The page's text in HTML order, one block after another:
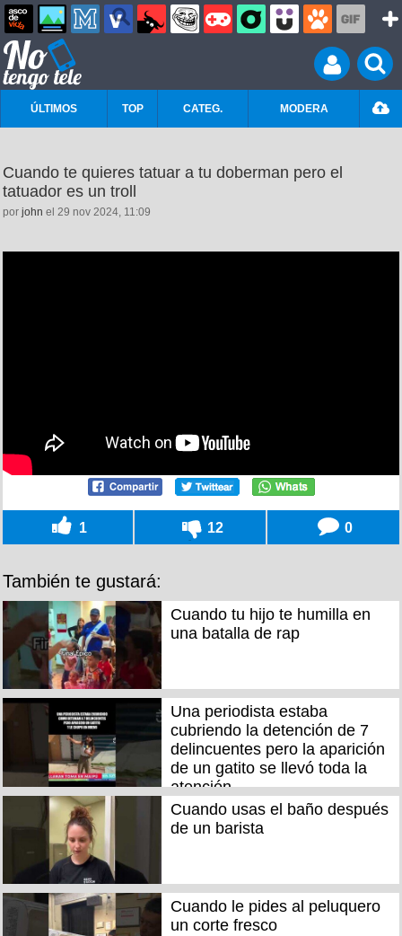
ÚLTIMOS TOP CATEG. MODERA
Cuando te quieres tatuar a tu doberman pero el
tatuador es un troll
por john el 29 nov 2024, 11:09
1 12 0
También te gustará:
Cuando tu hijo te humilla en
una batalla de rap
Una periodista estaba
cubriendo la detención de 7
delincuentes pero la aparición
de un gatito se llevó toda la
atención
Cuando usas el baño después
de un barista
Cuando le pides al peluquero
un corte fresco